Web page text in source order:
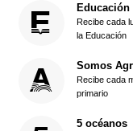
Educación
Recibe cada
la Educación
Somos
Recibe cada
primario
5 océanos